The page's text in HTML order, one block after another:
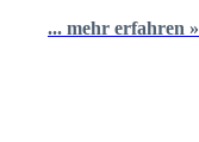
... mehr erfahren »